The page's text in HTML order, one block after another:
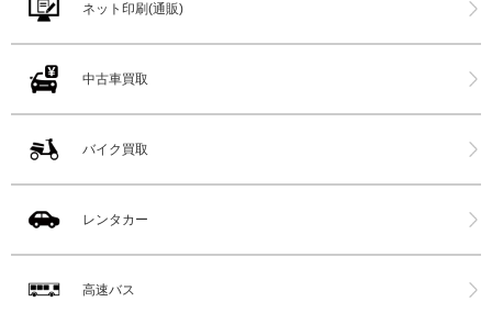
ネット印刷(通販)
中古車買取
バイク買取
レンタカー
高速バス